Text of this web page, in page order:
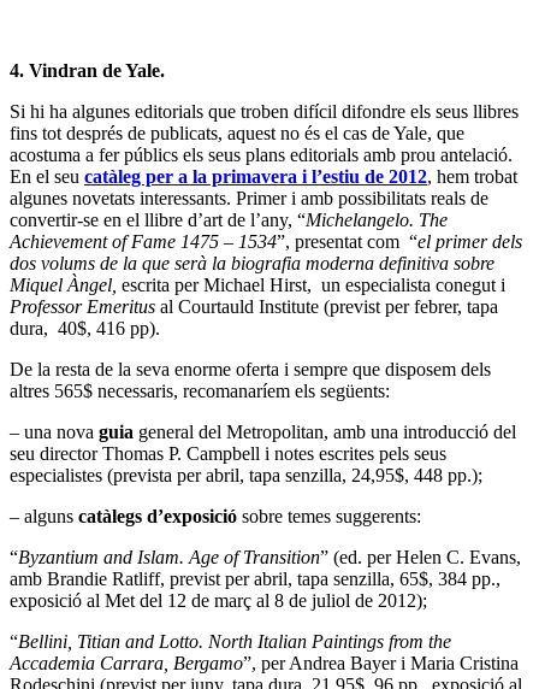
4. Vindran de Yale.
Si hi ha algunes editorials que troben difícil difondre els seus llibres
fins tot després de publicats, aquest no és el cas de Yale, que
acostuma a fer públics els seus plans editorials amb prou antelació.
En el seu catàleg per a la primavera i l’estiu de 2012, hem trobat
algunes novetats interessants. Primer i amb possibilitats reals de
convertir-se en el llibre d’art de l’any, “Michelangelo. The
Achievement of Fame 1475 – 1534”, presentat com “el primer dels
dos volums de la que serà la biografia moderna definitiva sobre
Miquel Àngel, escrita per Michael Hirst, un especialista conegut i
Professor Emeritus al Courtauld Institute (previst per febrer, tapa
dura, 40$, 416 pp).
De la resta de la seva enorme oferta i sempre que disposem dels
altres 565$ necessaris, recomanaríem els següents:
– una nova guia general del Metropolitan, amb una introducció del
seu director Thomas P. Campbell i notes escrites pels seus
especialistes (prevista per abril, tapa senzilla, 24,95$, 448 pp.);
– alguns catàlegs d’exposició sobre temes suggerents:
“Byzantium and Islam. Age of Transition” (ed. per Helen C. Evans,
amb Brandie Ratliff, previst per abril, tapa senzilla, 65$, 384 pp.,
exposició al Met del 12 de març al 8 de juliol de 2012);
“Bellini, Titian and Lotto. North Italian Paintings from the
Accademia Carrara, Bergamo”, per Andrea Bayer i Maria Cristina
Rodeschini (previst per juny, tapa dura, 21,95$, 96 pp., exposició al